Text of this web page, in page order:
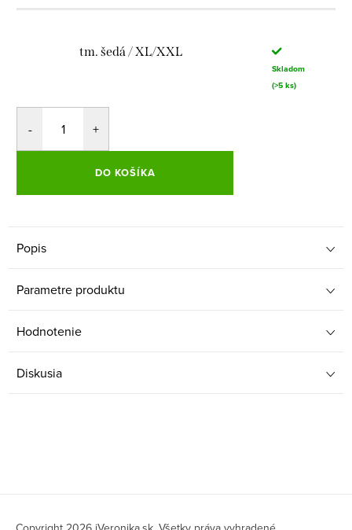
tm. šedá / XL/XXL
Skladom
(>5 ks)
DO KOŠÍKA
Popis
Parametre produktu
Hodnotenie
Diskusia